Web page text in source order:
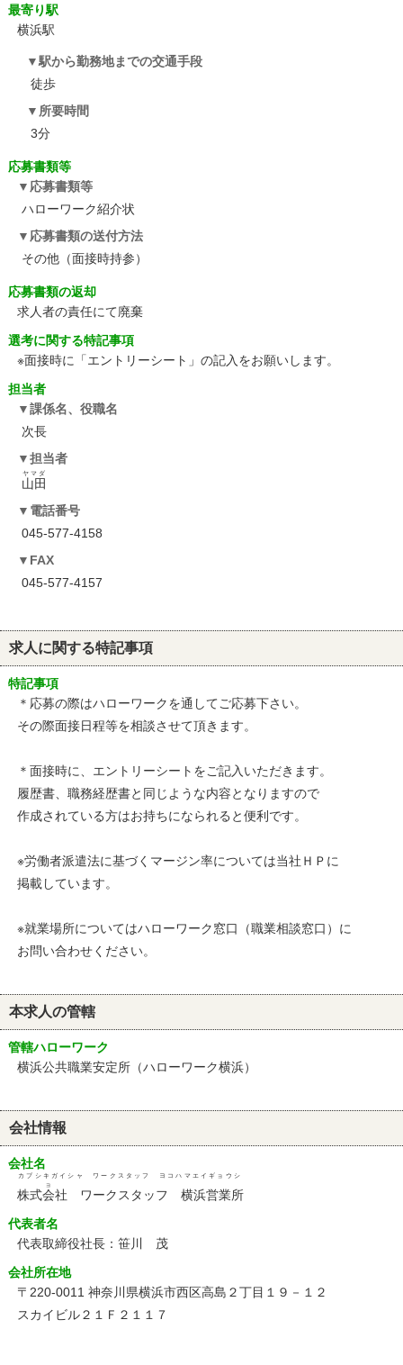
最寄り駅
横浜駅
駅から勤務地までの交通手段
徒歩
所要時間
3分
応募書類等
応募書類等
ハローワーク紹介状
応募書類の送付方法
その他（面接時持参）
応募書類の返却
求人者の責任にて廃棄
選考に関する特記事項
※面接時に「エントリーシート」の記入をお願いします。
担当者
課係名、役職名
次長
担当者
山田
ヤマダ
電話番号
045-577-4158
FAX
045-577-4157
求人に関する特記事項
特記事項
＊応募の際はハローワークを通してご応募下さい。
その際面接日程等を相談させて頂きます。
＊面接時に、エントリーシートをご記入いただきます。
履歴書、職務経歴書と同じような内容となりますので
作成されている方はお持ちになられると便利です。
※労働者派遣法に基づくマージン率については当社ＨＰに
掲載しています。
※就業場所についてはハローワーク窓口（職業相談窓口）に
お問い合わせください。
本求人の管轄
管轄ハローワーク
横浜公共職業安定所（ハローワーク横浜）
会社情報
会社名
株式会社 ワークスタッフ 横浜営業所
カブシキガイシャ ワークスタッフ ヨコハマエイギョウシ
ョ
代表者名
代表取締役社長：笹川 茂
会社所在地
〒220-0011 神奈川県横浜市西区高島２丁目１９－１２
スカイビル２１Ｆ２１１７